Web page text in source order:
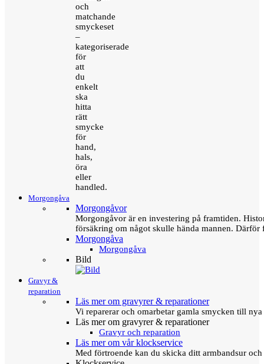
och
matchande
smyckeset
–
kategoriserade
för
att
du
enkelt
ska
hitta
rätt
smycke
för
hand,
hals,
öra
eller
handled.
Morgongåva
Morgongåvor
Morgongåvor är en investering på framtiden.
försäkring om något skulle hända mannen.
Morgongåva
Morgongåva
Bild
Gravyr &
reparation
Läs mer om gravyrer & reparationer
Vi reparerar och omarbetar gamla smycken till
Läs mer om gravyrer & reparationer
Gravyr och reparation
Läs mer om vår klockservice
Med förtroende kan du skicka ditt armbandsur